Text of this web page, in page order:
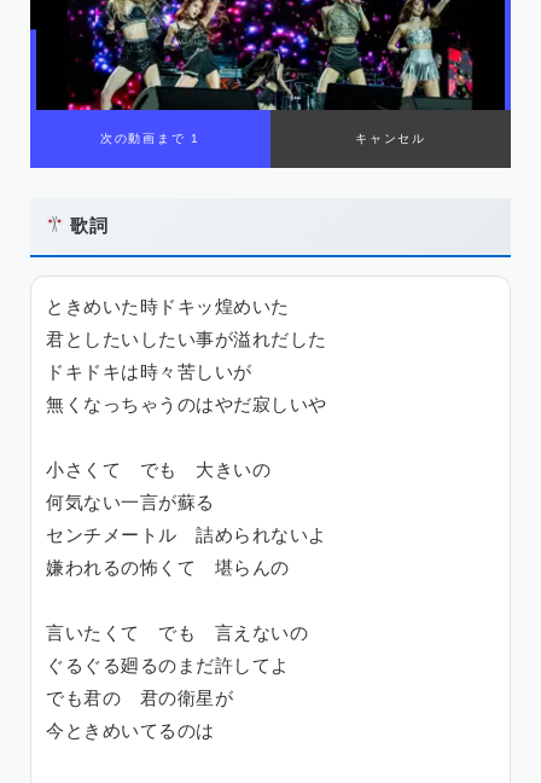
歌詞
ときめいた時ドキッ煌めいた
君としたいしたい事が溢れだした
ドキドキは時々苦しいが
無くなっちゃうのはやだ寂しいや
小さくて でも 大きいの
何気ない一言が蘇る
センチメートル 詰められないよ
嫌われるの怖くて 堪らんの
言いたくて でも 言えないの
ぐるぐる廻るのまだ許してよ
でも君の 君の衛星が
今ときめいてるのは